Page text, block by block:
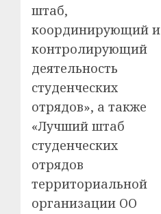
штаб,
координирующий и
контролирующий
деятельность
студенческих
отрядов», а также
«Лучший штаб
студенческих
отрядов
территориальной
организации ОО